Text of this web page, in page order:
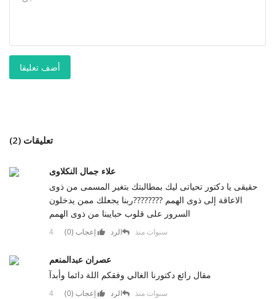
أضف تعليقا
تعليقات (2)
علاء جمال النكلاوى
حقيقى يا دكتور تحياتى ليك بمطالبتك بتغير المسمى من ذوى
الاعاقة إلى ذوى الهمم ????????ربنا يجعلك ممن يدخلون
السرور على قلوب حبايبنا من ذوى الهمم
4 سنوات منذ الرد إعجاب (0
)
عصران عبدالمنعم
مقال رائع دكتورنا الغالي وفقكم اللة دائما وأبدآ
4 سنوات منذ الرد إعجاب (0
)